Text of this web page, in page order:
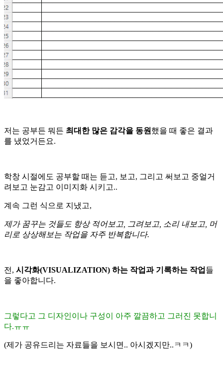
저는 공부든 뭐든 최대한 많은 감각을 동원 했을 때 좋은 결과
를 냈었거든요.
학창 시절에도 공부할 때는 듣고, 보고, 그리고 써보고 중얼거
려보고 눈감고 이미지화 시키고..
계속 그런 식으로 지냈고,
제가 꿈꾸는 것들도 항상 적어보고, 그려보고, 소리 내보고, 머
리로 상상해보는 작업을 자주 반복합니다.
전, 시각화(VISUALIZATION) 하는 작업과 기록하는 작업 들
을 좋아합니다.
그렇다고 그 디자인이나 구성이 아주 깔끔하고 그러진 못합니
다.ㅠㅠ
(제가 공유드리는 자료들을 보시면.. 아시겠지만..ㅋㅋ)